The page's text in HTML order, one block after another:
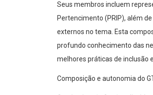
Seus membros incluem
Pertencimento (PRIP), além
externos no tema. Esta
profundo conhecimento das
melhores práticas de inclusão
Composição e autonomia do